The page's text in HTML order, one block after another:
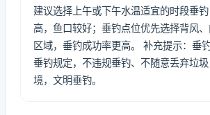
建议选择上午或下午水温适宜的时段垂
高，鱼口较好；垂钓点位优先选择背风
区域，垂钓成功率更高。 补充提示：垂
垂钓规定，不违规垂钓、不随意丢弃垃
境，文明垂钓。